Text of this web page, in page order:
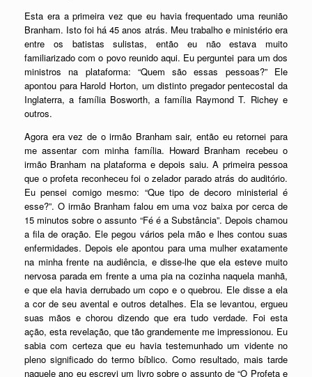
Esta era a primeira vez que eu havia frequentado uma reunião
Branham. Isto foi há 45 anos atrás. Meu trabalho e ministério era
entre os batistas sulistas, então eu não estava muito
familiarizado com o povo reunido aqui. Eu perguntei para um dos
ministros na plataforma: “Quem são essas pessoas?” Ele
apontou para Harold Horton, um distinto pregador pentecostal da
Inglaterra, a família Bosworth, a família Raymond T. Richey e
outros.
Agora era vez de o irmão Branham sair, então eu retornei para
me assentar com minha família. Howard Branham recebeu o
irmão Branham na plataforma e depois saiu. A primeira pessoa
que o profeta reconheceu foi o zelador parado atrás do auditório.
Eu pensei comigo mesmo: “Que tipo de decoro ministerial é
esse?”. O irmão Branham falou em uma voz baixa por cerca de
15 minutos sobre o assunto “Fé é a Substância”. Depois chamou
a fila de oração. Ele pegou vários pela mão e lhes contou suas
enfermidades. Depois ele apontou para uma mulher exatamente
na minha frente na audiência, e disse-lhe que ela esteve muito
nervosa parada em frente a uma pia na cozinha naquela manhã,
e que ela havia derrubado um copo e o quebrou. Ele disse a ela
a cor de seu avental e outros detalhes. Ela se levantou, ergueu
suas mãos e chorou dizendo que era tudo verdade. Foi esta
ação, esta revelação, que tão grandemente me impressionou. Eu
sabia com certeza que eu havia testemunhado um vidente no
pleno significado do termo bíblico. Como resultado, mais tarde
naquele ano eu escrevi um livro sobre o assunto de “O Profeta e